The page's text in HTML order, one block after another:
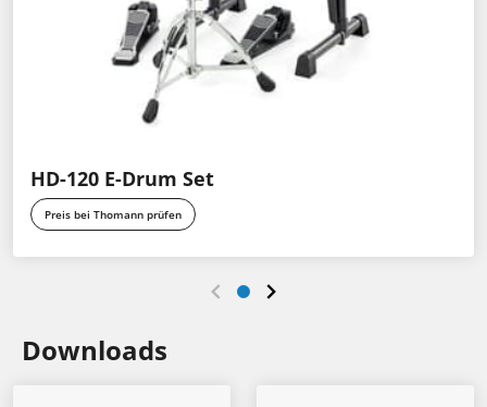
HD-120 E-Drum Set
Preis bei Thomann prüfen
Downloads